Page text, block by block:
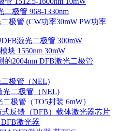
二极管 968-1330nm
极管 (CW功率30mW PW功率
DFB激光二极管 300mW
块 1550nm 30mW
的2004nm DFB激光二极管
二极管（NEL)
光二极管（NEL)
极管（TO5封装 6mW）
反馈（DFB）载体激光器芯片
DFB激光器